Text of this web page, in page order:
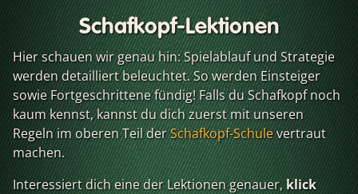
Schafkopf-Lektionen
Hier schauen wir genau hin: Spielablauf und Strategie
werden detailliert beleuchtet. So werden Einsteiger
sowie Fortgeschrittene fündig! Falls du Schafkopf noch
kaum kennst, kannst du dich zuerst mit unseren
Regeln im oberen Teil derSchafkopf-Schulevertraut
machen.
Interessiert dich eine der Lektionen genauer,klick